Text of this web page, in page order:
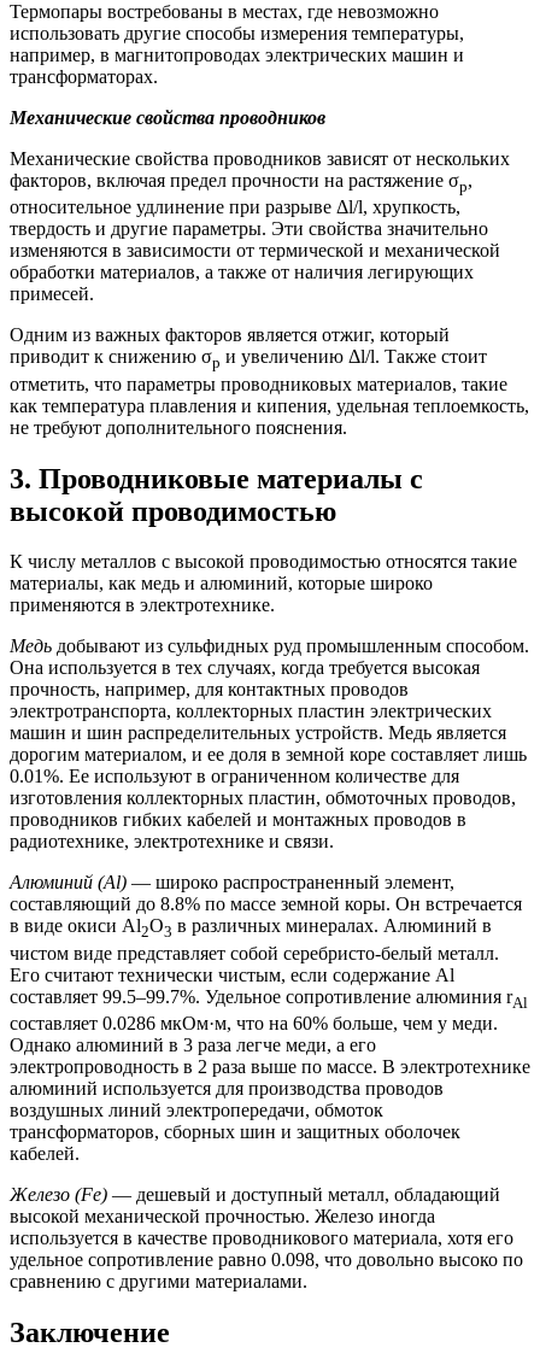
Термопары востребованы в местах, где невозможно
использовать другие способы измерения температуры,
например, в магнитопроводах электрических машин и
трансформаторах.
Механические свойства проводников
Механические свойства проводников зависят от нескольких
факторов, включая предел прочности на растяжение σp,
относительное удлинение при разрыве Δl/l, хрупкость,
твердость и другие параметры. Эти свойства значительно
изменяются в зависимости от термической и механической
обработки материалов, а также от наличия легирующих
примесей.
Одним из важных факторов является отжиг, который
приводит к снижению σр и увеличению Δl/l. Также стоит
отметить, что параметры проводниковых материалов, такие
как температура плавления и кипения, удельная теплоемкость,
не требуют дополнительного пояснения.
3. Проводниковые материалы с
высокой проводимостью
К числу металлов с высокой проводимостью относятся такие
материалы, как медь и алюминий, которые широко
применяются в электротехнике.
Медь добывают из сульфидных руд промышленным способом.
Она используется в тех случаях, когда требуется высокая
прочность, например, для контактных проводов
электротранспорта, коллекторных пластин электрических
машин и шин распределительных устройств. Медь является
дорогим материалом, и ее доля в земной коре составляет лишь
0.01%. Ее используют в ограниченном количестве для
изготовления коллекторных пластин, обмоточных проводов,
проводников гибких кабелей и монтажных проводов в
радиотехнике, электротехнике и связи.
Алюминий (Al) — широко распространенный элемент,
составляющий до 8.8% по массе земной коры. Он встречается
в виде окиси Al2O3 в различных минералах. Алюминий в
чистом виде представляет собой серебристо-белый металл.
Его считают технически чистым, если содержание Al
составляет 99.5–99.7%. Удельное сопротивление алюминия rAl
составляет 0.0286 мкОм·м, что на 60% больше, чем у меди.
Однако алюминий в 3 раза легче меди, а его
электропроводность в 2 раза выше по массе. В электротехнике
алюминий используется для производства проводов
воздушных линий электропередачи, обмоток
трансформаторов, сборных шин и защитных оболочек
кабелей.
Железо (Fe) — дешевый и доступный металл, обладающий
высокой механической прочностью. Железо иногда
используется в качестве проводникового материала, хотя его
удельное сопротивление равно 0.098, что довольно высоко по
сравнению с другими материалами.
Заключение